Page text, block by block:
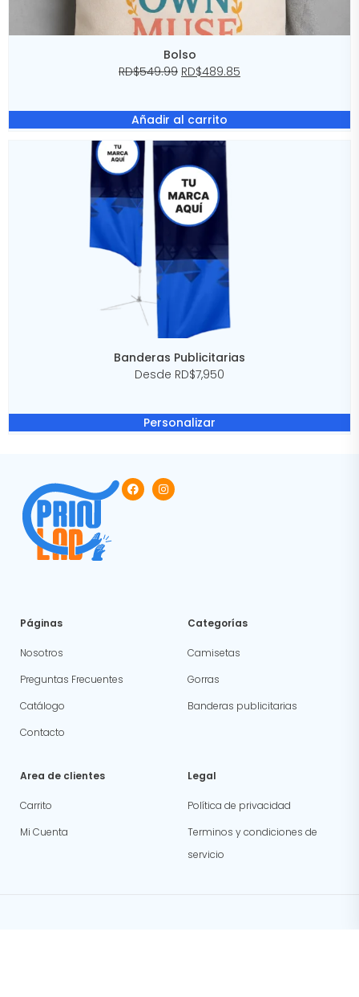
Bolso
RD$549.99 RD$489.85
Añadir al carrito
Banderas Publicitarias
Desde RD$7,950
Personalizar
Páginas
Nosotros
Preguntas Frecuentes
Catálogo
Contacto
Categorías
Camisetas
Gorras
Banderas publicitarias
Area de clientes
Carrito
Mi Cuenta
Legal
Política de privacidad
Terminos y condiciones de
servicio